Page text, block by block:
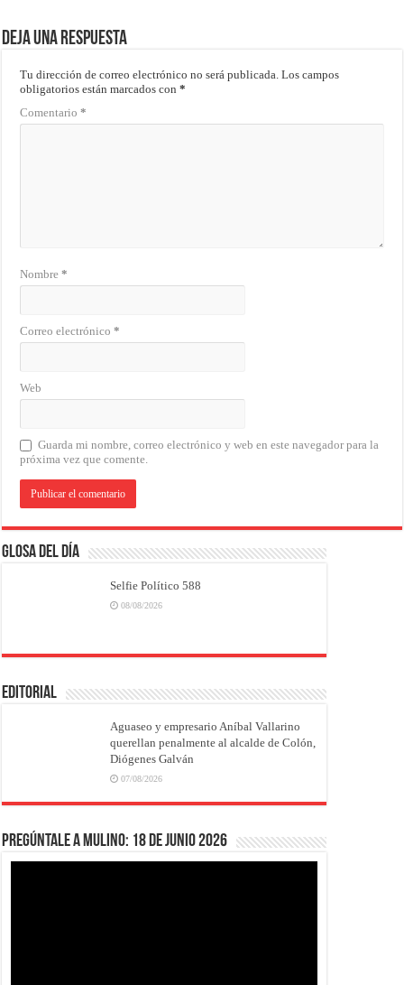
Deja una respuesta
Tu dirección de correo electrónico no será publicada. Los campos
obligatorios están marcados con*
Comentario*
Nombre*
Correo electrónico*
Web
Guarda mi nombre, correo electrónico y web en este navegador para la
próxima vez que comente.
Glosa del Día
Selfie Político 588
08/08/2026
EDITORIAL
Aguaseo y empresario Aníbal Vallarino
querellan penalmente al alcalde de Colón,
Diógenes Galván
07/08/2026
Pregúntale a Mulino: 18 de junio 2026